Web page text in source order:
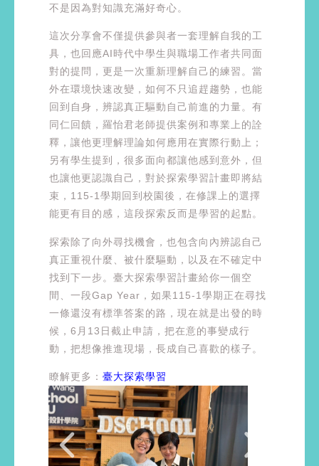
不是因為對知識充滿好奇心。
這次分享會不僅提供參與者一套理解自我的工
具，也回應AI時代中學生與職場工作者共同面
對的提問，更是一次重新理解自己的練習。當
外在環境快速改變，如何不只追趕趨勢，也能
回到自身，辨認真正驅動自己前進的力量。有
同仁回饋，羅怡君老師提供案例和專業上的詮
釋，讓他更理解理論如何應用在實際行動上；
另有學生提到，很多面向都讓他感到意外，但
也讓他更認識自己，對於探索學習計畫即將結
束，115-1學期回到校園後，在修課上的選擇
能更有目的感，這段探索反而是學習的起點。
探索除了向外尋找機會，也包含向內辨認自己
真正重視什麼、被什麼驅動，以及在不確定中
找到下一步。臺大探索學習計畫給你一個空
間、一段Gap Year，如果115-1學期正在尋找
一條還沒有標準答案的路，現在就是出發的時
候，6月13日截止申請，把在意的事變成行
動，把想像推進現場，長成自己喜歡的樣子。
瞭解更多： 臺大探索學習